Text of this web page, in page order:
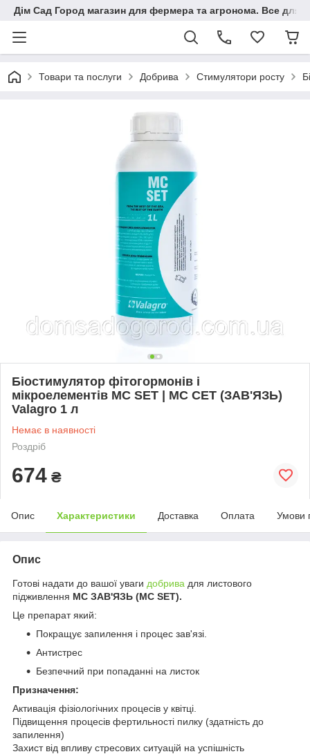
Дім Сад Город магазин для фермера та агронома. Все для
Товари та послуги Добрива Стимулятори росту
Біостимулятор фітогормонів і
мікроелементів MC SET | МС СЕТ (ЗАВ'ЯЗЬ)
Valagro 1 л
Немає в наявності
Роздріб
674 ₴
Опис Характеристики Доставка Оплата Умови
Опис
Готові надати до вашої уваги добрива для листового
підживлення МС ЗАВ'ЯЗЬ (MC SET).
Це препарат який:
Покращує запилення і процес зав'язі.
Антистрес
Безпечний при попаданні на листок
Призначення:
Активація фізіологічних процесів у квітці.
Підвищення процесів фертильності пилку (здатність до
запилення)
Захист від впливу стресових ситуацій на успішність